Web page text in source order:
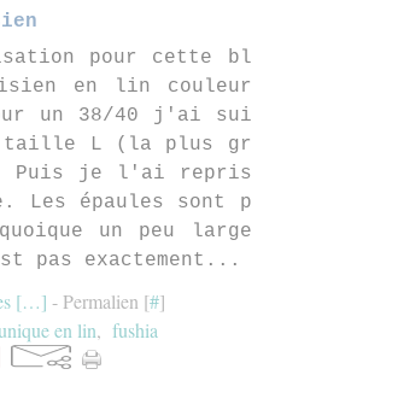
pour cette bl
en lin couleur
un 38/40 j'ai sui
taille L (la plus gr
Puis je l'ai repris
épaules sont p
un peu large
pas exactement...
[…] - Permalien [#]
en lin, fushia